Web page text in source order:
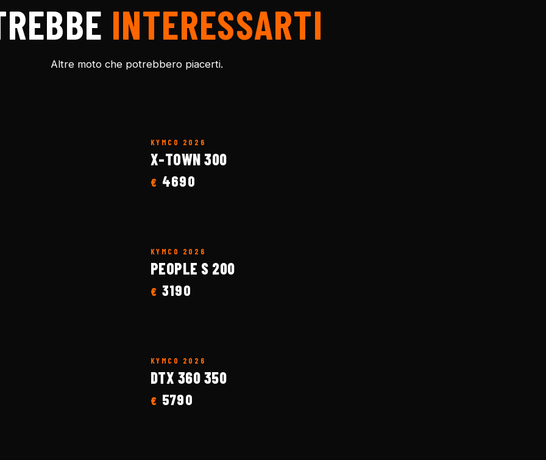
INTERESSARTI
Altre moto che potrebbero piacerti.
KYMCO 2026
X-TOWN 300
€ 4690
KYMCO 2026
PEOPLE S 200
€ 3190
KYMCO 2026
DTX 360 350
€ 5790